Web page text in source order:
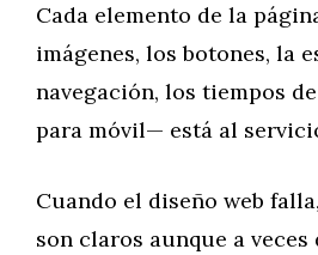
Cada elemento de la
imágenes, los botones, la
navegación, los tiempos
para móvil— está al
Cuando el diseño web
son claros aunque a